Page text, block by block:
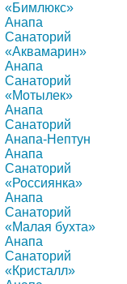
«Бимлюкс»
Анапа
Санаторий
«Аквамарин»
Анапа
Санаторий
«Мотылек»
Анапа
Санаторий
Анапа-Нептун
Анапа
Санаторий
«Россиянка»
Анапа
Санаторий
«Малая бухта»
Анапа
Санаторий
«Кристалл»